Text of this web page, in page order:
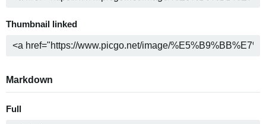
Thumbnail linked
Markdown
Full